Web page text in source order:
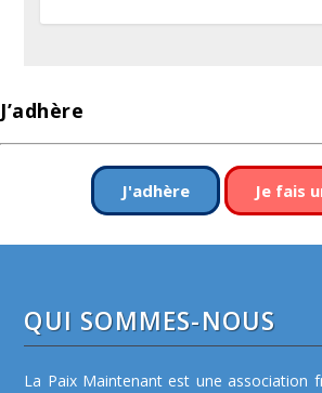
J’adhère
J'adhère Je fais
QUI SOMMES-NOUS
La Paix Maintenant est une association